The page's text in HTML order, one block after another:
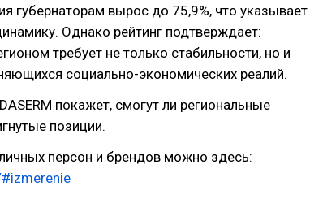
губернаторам вырос до 75,9%, что указывает
Однако рейтинг подтверждает:
требует не только стабильности, но и
социально-экономических реалий.
покажет, смогут ли региональные
позиции.
персон и брендов можно здесь: